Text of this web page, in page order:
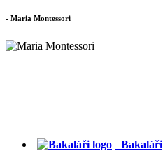
- Maria Montessori
Bakaláři